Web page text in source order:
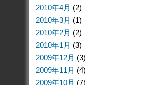
2010年4月 (2)
2010年3月 (1)
2010年2月 (2)
2010年1月 (3)
2009年12月 (3)
2009年11月 (4)
2009年10月 (7)